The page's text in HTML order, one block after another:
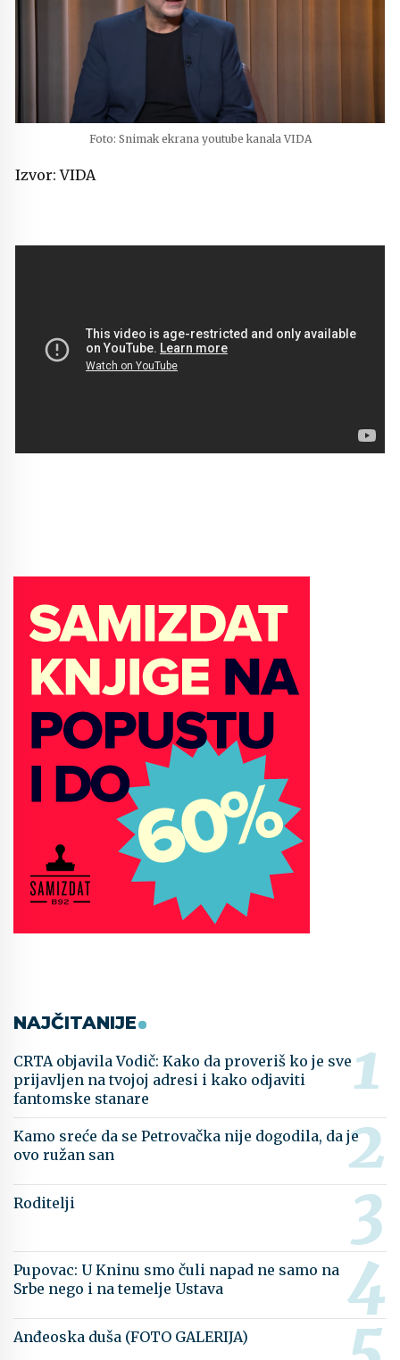
Foto: Snimak ekrana youtube kanala VIDA
Izvor: VIDA
NAJČITANIJE
CRTA objavila Vodič: Kako da proveriš ko je sve
prijavljen na tvojoj adresi i kako odjaviti
fantomske stanare
Kamo sreće da se Petrovačka nije dogodila, da je
ovo ružan san
Roditelji
Pupovac: U Kninu smo čuli napad ne samo na
Srbe nego i na temelje Ustava
Anđeoska duša (FOTO GALERIJA)